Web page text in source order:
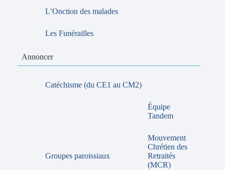
L’Onction des malades
Les Funérailles
Annoncer
Catéchisme (du CE1 au CM2)
Groupes paroissiaux
Équipe
Tandem
Mouvement
Chrétien des
Retraités
(MCR)